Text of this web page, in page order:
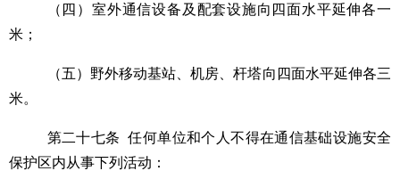
（四）室外通信设备及配套设施向四面水平延伸各一
米；
（五）野外移动基站、机房、杆塔向四面水平延伸各三
米。
第二十七条
任何单位和个人不得在通信基础设施安全
保护区内从事下列活动：